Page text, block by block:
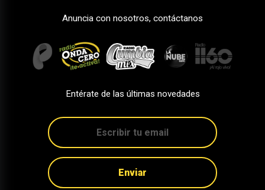
Anuncia con nosotros, contáctanos
Entérate de las últimas novedades
Enviar